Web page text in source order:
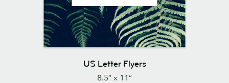
US Letter Flyers
8.5” x 11”